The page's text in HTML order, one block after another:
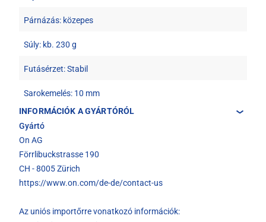
Párnázás: közepes
Súly: kb. 230 g
Futásérzet: Stabil
Sarokemelés: 10 mm
INFORMÁCIÓK A GYÁRTÓRÓL
Gyártó
On AG
Förrlibuckstrasse 190
CH - 8005 Zürich
https://www.on.com/de-de/contact-us
Az uniós importőrre vonatkozó információk: